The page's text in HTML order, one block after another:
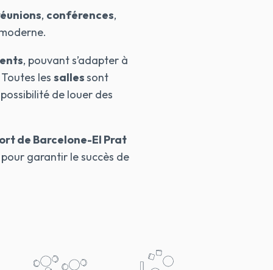
, conférences,
, pouvant s’adapter à
les sallessont
de louer des
de Barcelone-El Prat
garantir le succès de